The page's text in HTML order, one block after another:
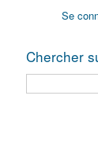
Se
Chercher